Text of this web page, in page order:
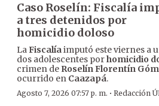
Caso Roselín: Fiscalía
a tres detenidos por
homicidio doloso
LaFiscalíaimputó este viernes a
dos adolescentes porhomicidio
crimen de Roselín Florentín
ocurrido en Caazapá.
Agosto 7, 2026 07:57 p. m. · Redacción